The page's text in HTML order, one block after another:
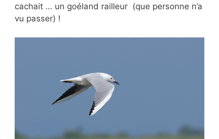
cachait … un goéland railleur (que personne n’a
vu passer) !